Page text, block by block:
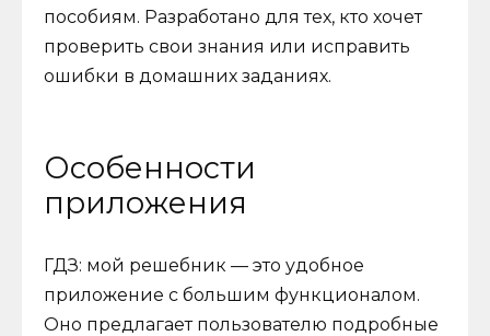
пособиям. Разработано для тех, кто хочет
проверить свои знания или исправить
ошибки в домашних заданиях.
Особенности
приложения
ГДЗ: мой решебник — это удобное
приложение с большим функционалом.
Оно предлагает пользователю подробные